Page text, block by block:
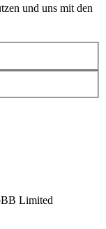
und uns mit den
Limited